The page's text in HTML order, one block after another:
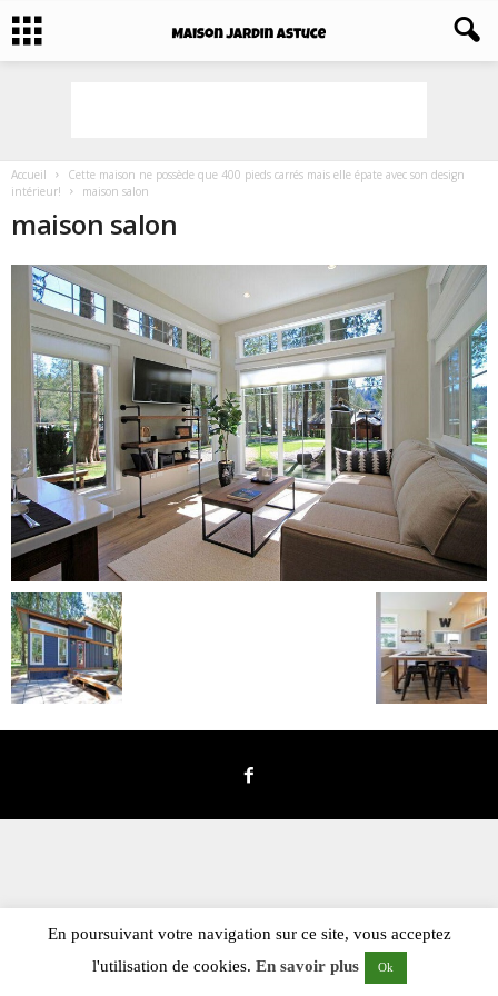
Accueil
Cette maison ne possède que 400 pieds carrés mais elle épate avec son design
intérieur!
maison salon
maison salon
En poursuivant votre navigation sur ce site, vous acceptez
l'utilisation de cookies. En savoir plus Ok